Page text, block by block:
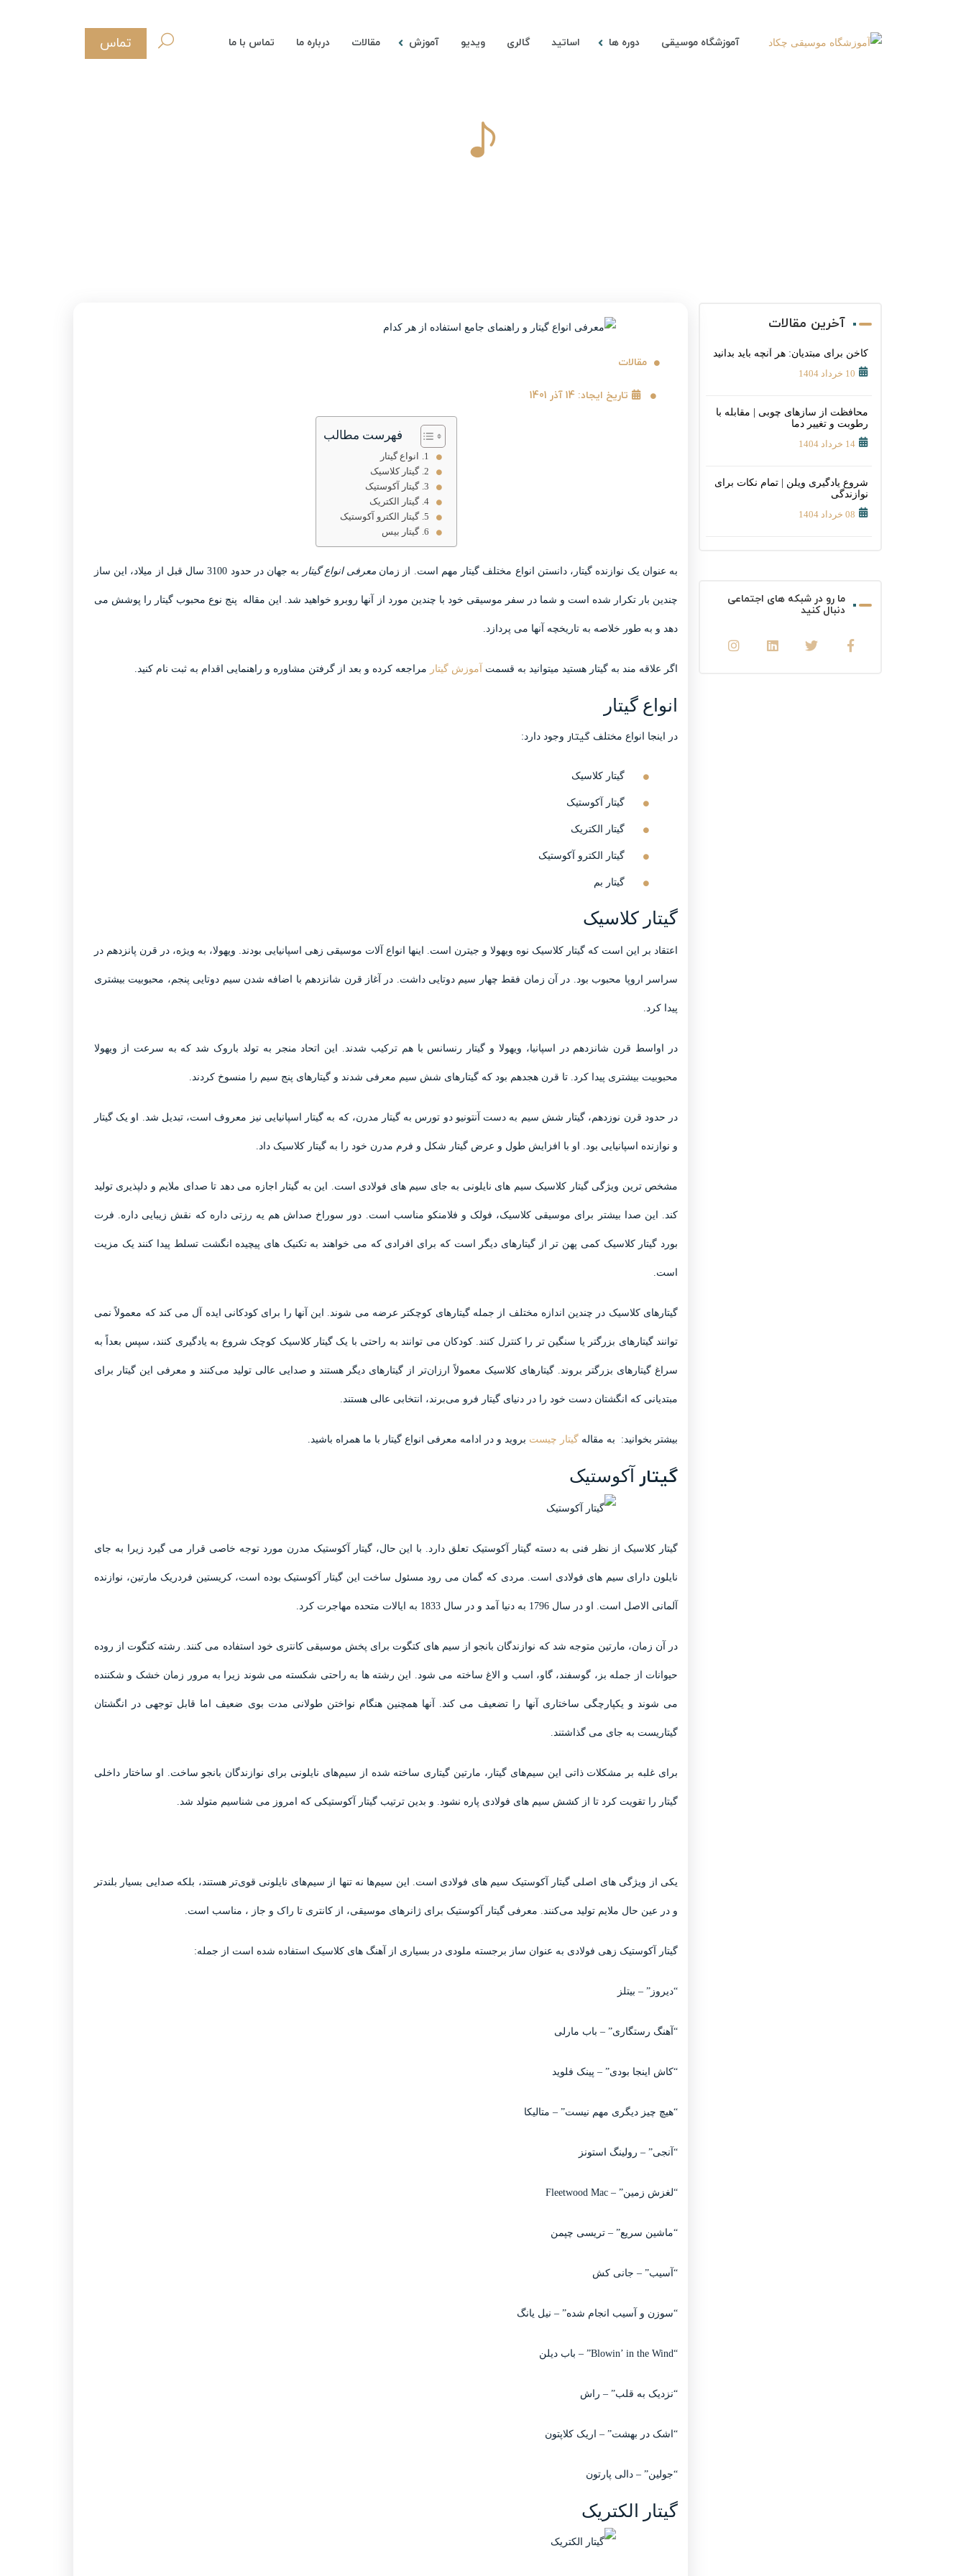
آموزشگاه موسیقی دوره ها اساتید گالری ویدیو آموزش مقالات درباره ما تماس با ما تماس
مقالات
تاریخ ایجاد: 14 آذر 1401
فهرست مطالب
انواع گیتار
گیتار کلاسیک
گیتار آکوستیک
گیتار الکتریک
گیتار الکترو آکوستیک
گیتار بیس
به عنوان یک نوازنده گیتار، دانستن انواع مختلف گیتار مهم است. از زمان معرفی انواع گیتار به جهان در حدود 3100 سال قبل از میلاد، این ساز
چندین بار تکرار شده است و شما در سفر موسیقی خود با چندین مورد از آنها روبرو خواهید شد. این مقاله پنج نوع محبوب گیتار را پوشش می
دهد و به طور خلاصه به تاریخچه آنها می پردازد.
اگر علاقه مند به گیتار هستید میتوانید به قسمت آموزش گیتار مراجعه کرده و بعد از گرفتن مشاوره و راهنمایی اقدام به ثبت نام کنید.
انواع گیتار
در اینجا انواع مختلف گیتار وجود دارد:
گیتار کلاسیک
گیتار آکوستیک
گیتار الکتریک
گیتار الکترو آکوستیک
گیتار بم
گیتار کلاسیک
اعتقاد بر این است که گیتار کلاسیک نوه ویهولا و جیترن است. اینها انواع آلات موسیقی زهی اسپانیایی بودند. ویهولا، به ویژه، در قرن پانزدهم در
سراسر اروپا محبوب بود. در آن زمان فقط چهار سیم دوتایی داشت. در آغاز قرن شانزدهم با اضافه شدن سیم دوتایی پنجم، محبوبیت بیشتری
پیدا کرد.
در اواسط قرن شانزدهم در اسپانیا، ویهولا و گیتار رنسانس با هم ترکیب شدند. این اتحاد منجر به تولد باروک شد که به سرعت از ویهولا
محبوبیت بیشتری پیدا کرد. تا قرن هجدهم بود که گیتارهای شش سیم معرفی شدند و گیتارهای پنج سیم را منسوخ کردند.
در حدود قرن نوزدهم، گیتار شش سیم به دست آنتونیو دو تورس به گیتار مدرن، که به گیتار اسپانیایی نیز معروف است، تبدیل شد. او یک گیتار
و نوازنده اسپانیایی بود. او با افزایش طول و عرض گیتار شکل و فرم مدرن خود را به گیتار کلاسیک داد.
مشخص ترین ویژگی گیتار کلاسیک سیم های نایلونی به جای سیم های فولادی است. این به گیتار اجازه می دهد تا صدای ملایم و دلپذیری تولید
کند. این صدا بیشتر برای موسیقی کلاسیک، فولک و فلامنکو مناسب است. دور سوراخ صداش هم یه رزتی داره که نقش زیبایی داره. فرت
بورد گیتار کلاسیک کمی پهن تر از گیتارهای دیگر است که برای افرادی که می خواهند به تکنیک های پیچیده انگشت تسلط پیدا کنند یک مزیت
است.
گیتارهای کلاسیک در چندین اندازه مختلف از جمله گیتارهای کوچکتر عرضه می شوند. این آنها را برای کودکانی ایده آل می کند که معمولاً نمی
توانند گیتارهای بزرگتر یا سنگین تر را کنترل کنند. کودکان می توانند به راحتی با یک گیتار کلاسیک کوچک شروع به یادگیری کنند، سپس بعداً به
سراغ گیتارهای بزرگتر بروند. گیتارهای کلاسیک معمولاً ارزان‌تر از گیتارهای دیگر هستند و صدایی عالی تولید می‌کنند و معرفی این گیتار برای
مبتدیانی که انگشتان دست خود را در دنیای گیتار فرو می‌برند، انتخابی عالی هستند.
بیشتر بخوانید: به مقاله گیتار چیست بروید و در ادامه معرفی انواع گیتار با ما همراه باشید.
گیتار آکوستیک
گیتار کلاسیک از نظر فنی به دسته گیتار آکوستیک تعلق دارد. با این حال، گیتار آکوستیک مدرن مورد توجه خاصی قرار می گیرد زیرا به جای
نایلون دارای سیم های فولادی است. مردی که گمان می رود مسئول ساخت این گیتار آکوستیک بوده است، کریستین فردریک مارتین، نوازنده
آلمانی الاصل است. او در سال 1796 به دنیا آمد و در سال 1833 به ایالات متحده مهاجرت کرد.
در آن زمان، مارتین متوجه شد که نوازندگان بانجو از سیم های کتگوت برای پخش موسیقی کانتری خود استفاده می کنند. رشته کتگوت از روده
حیوانات از جمله بز، گوسفند، گاو، اسب و الاغ ساخته می شود. این رشته ها به راحتی شکسته می شوند زیرا به مرور زمان خشک و شکننده
می شوند و یکپارچگی ساختاری آنها را تضعیف می کند. آنها همچنین هنگام نواختن طولانی مدت بوی ضعیف اما قابل توجهی در انگشتان
گیتاریست به جای می گذاشتند.
برای غلبه بر مشکلات ذاتی این سیم‌های گیتار، مارتین گیتاری ساخته شده از سیم‌های نایلونی برای نوازندگان بانجو ساخت. او ساختار داخلی
گیتار را تقویت کرد تا از کشش سیم های فولادی پاره نشود. و بدین ترتیب گیتار آکوستیکی که امروز می شناسیم متولد شد.
یکی از ویژگی های اصلی گیتار آکوستیک سیم های فولادی است. این سیم‌ها نه تنها از سیم‌های نایلونی قوی‌تر هستند، بلکه صدایی بسیار بلندتر
و در عین حال ملایم تولید می‌کنند. معرفی گیتار آکوستیک برای ژانرهای موسیقی، از کانتری تا راک و جاز ، مناسب است.
گیتار آکوستیک زهی فولادی به عنوان ساز برجسته ملودی در بسیاری از آهنگ های کلاسیک استفاده شده است از جمله:
“دیروز” – بیتلز
“آهنگ رستگاری” – باب مارلی
“کاش اینجا بودی” – پینک فلوید
“هیچ چیز دیگری مهم نیست” – متالیکا
“آنجی” – رولینگ استونز
“لغزش زمین” – Fleetwood Mac
“ماشین سریع” – تریسی چپمن
“آسیب” – جانی کش
“سوزن و آسیب انجام شده” – نیل یانگ
“Blowin’ in the Wind” – باب دیلن
“نزدیک به قلب” – راش
“اشک در بهشت” – اریک کلاپتون
“جولین” – دالی پارتون
گیتار الکتریک
آخرین مقالات
کاخن برای مبتدیان: هر آنچه باید بدانید
10 خرداد 1404
محافظت از سازهای چوبی | مقابله با
رطوبت و تغییر دما
14 خرداد 1404
شروع یادگیری ویلن | تمام نکات برای
نوازندگی
08 خرداد 1404
ما رو در شبکه های اجتماعی
دنبال کنید